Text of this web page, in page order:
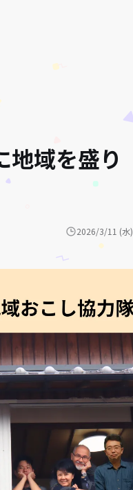
地域を盛り
2026/3/11 (水)